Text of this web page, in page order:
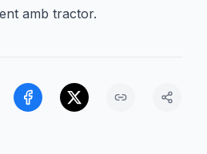
amb tractor.